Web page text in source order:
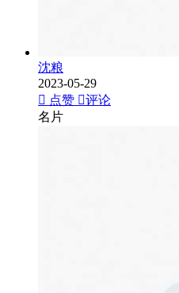
沈粮
2023-05-29
点赞
评论
名片